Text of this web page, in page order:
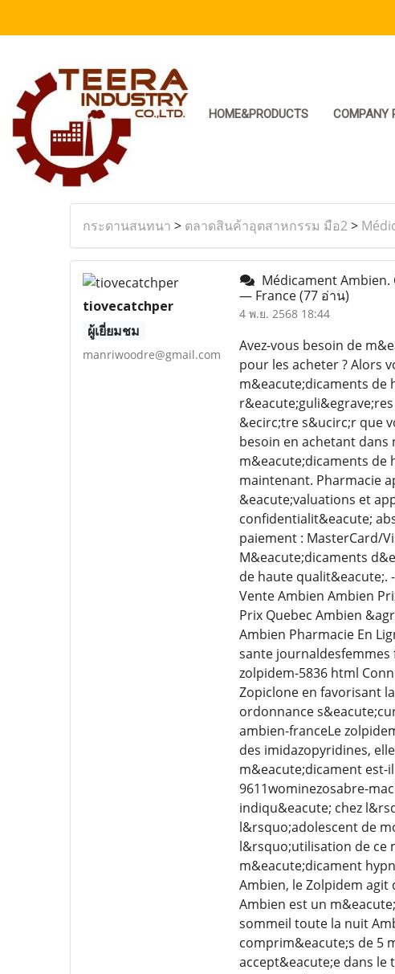
HOME&PRODUCTS COMPANY
กระดานสนทนา > ตลาดสินค้าอุตสาหกรรม มือ2>
tiovecatchper
ผู้เยี่ยมชม
manriwoodre@gmail.com
Médicament Ambien.
— France(77 อ่าน)
4 พ.ย. 2568 18:44
Avez-vous besoin de
pour les acheter ? Alors
m&eacute;dicaments de
&ecirc;tre s&ucirc;r que
besoin en achetant dans
m&eacute;dicaments de
maintenant. Pharmacie
&eacute;valuations et
confidentialit&eacute;
paiement : MasterCard/
M&eacute;dicaments
de haute qualit&eacute;.
Vente Ambien Ambien
Prix Quebec Ambien
Ambien Pharmacie En
sante journaldesfemmes
zolpidem-5836 html
Zopiclone en favorisant
ordonnance
ambien-franceLe
des imidazopyridines,
m&eacute;dicament est-
9611wominezosabre-
indiqu&eacute; chez
l&rsquo;adolescent de
l&rsquo;utilisation de ce
m&eacute;dicament
Ambien, le Zolpidem
Ambien est un
sommeil toute la nuit
comprim&eacute;s de 5
accept&eacute;e dans le